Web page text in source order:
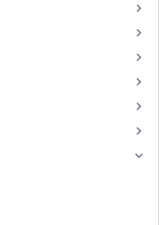
keyboard_arrow_right
keyboard_arrow_right
keyboard_arrow_right
keyboard_arrow_right
keyboard_arrow_right
keyboard_arrow_right
keyboard_arrow_right